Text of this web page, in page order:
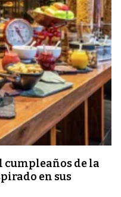
cumpleaños de la
en sus